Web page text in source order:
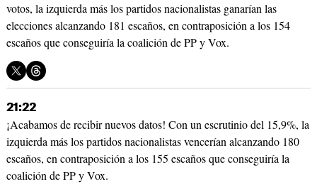
votos, la izquierda más los partidos nacionalistas ganarían las
elecciones alcanzando 181 escaños, en contraposición a los 154
escaños que conseguiría la coalición de PP y Vox.
21:22
¡Acabamos de recibir nuevos datos! Con un escrutinio del 15,9%, la
izquierda más los partidos nacionalistas vencerían alcanzando 180
escaños, en contraposición a los 155 escaños que conseguiría la
coalición de PP y Vox.